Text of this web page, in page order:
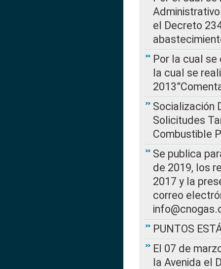
el Decreto
Por la cual se
la cual se
Socialización
Solicitudes
Combustible
Se publica
de 2019, los
2017 y la
correo
PUNTOS
El 07 de
la Avenida el